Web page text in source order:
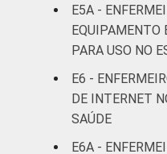
IDENTIFICAÇÃO DE
UNIDADE BÁSICA
DE SAÚDE
E5A -
EQUIPAMENTO
PARA USO NO
E6 -
DE INTERNET
SAÚDE
E6A -